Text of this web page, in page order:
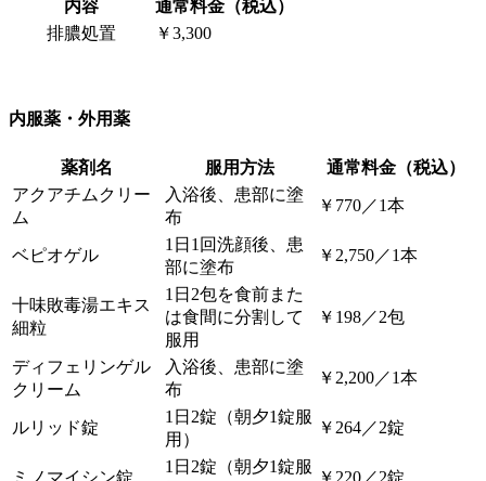
内容
通常料金（税込）
排膿処置
￥3,300
内服薬・外用薬
薬剤名 服用方法
通常料金（税込）
アクアチムクリー
ム
入浴後、患部に塗
布
￥770／1本
ベピオゲル
1日1回洗顔後、患
部に塗布
￥2,750／1本
十味敗毒湯エキス
細粒
1日2包を食前また
は食間に分割して
服用
￥198／2包
ディフェリンゲル
クリーム
入浴後、患部に塗
布
￥2,200／1本
ルリッド錠
1日2錠（朝夕1錠服
用）
￥264／2錠
1日2錠（朝夕1錠服